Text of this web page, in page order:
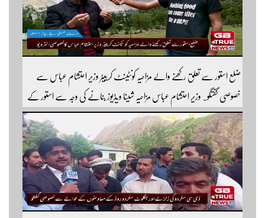
ضلع استور سے تعلق رکھنے والے مزاحیہ کونٹینٹ کرییٹر وزیر احتشام عباس سے
خصوصی گفتگو۔ وزیر احتشام عباس مزاحیہ شینا ویڈیوز بنانے کی وجہ سے استور کے
اندر کافی مشہور ہیں مزید اچھی اچھی ویڈیوز دیکھنے کے لئے ہمارے یوٹیوب چینل کو
سبسکرائب کریں